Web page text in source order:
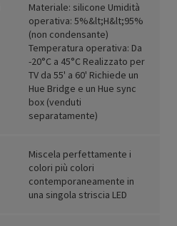
Materiale: silicone Umidità
operativa: 5%&lt;H&lt;95%
(non condensante)
Temperatura operativa: Da
-20°C a 45°C Realizzato per
TV da 55' a 60' Richiede un
Hue Bridge e un Hue sync
box (venduti
separatamente)
Miscela perfettamente i
colori più colori
contemporaneamente in
una singola striscia LED